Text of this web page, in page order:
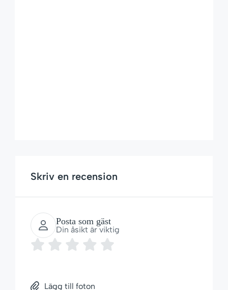
Skriv en recension
Posta som gäst
Din åsikt är viktig
Lägg till foton